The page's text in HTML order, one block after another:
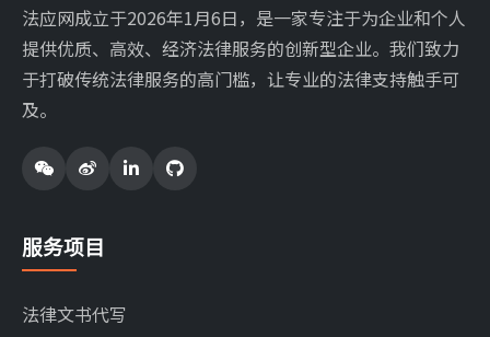
法应网成立于2026年1月6日，是一家专注于为企业和个人
提供优质、高效、经济法律服务的创新型企业。我们致力
于打破传统法律服务的高门槛，让专业的法律支持触手可
及。
服务项目
法律文书代写